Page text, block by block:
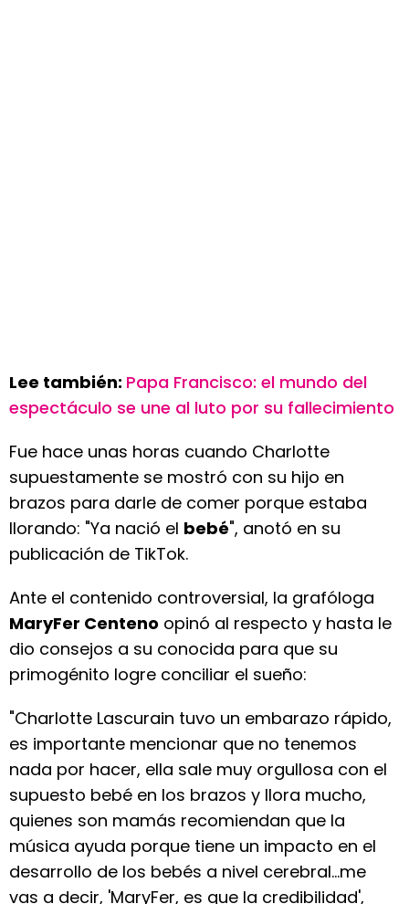
Lee también: Papa Francisco: el mundo del
espectáculo se une al luto por su fallecimiento
Fue hace unas horas cuando Charlotte
supuestamente se mostró con su hijo en
brazos para darle de comer porque estaba
llorando: "Ya nació el bebé", anotó en su
publicación de TikTok.
Ante el contenido controversial, la grafóloga
MaryFer Centeno opinó al respecto y hasta le
dio consejos a su conocida para que su
primogénito logre conciliar el sueño:
"Charlotte Lascurain tuvo un embarazo rápido,
es importante mencionar que no tenemos
nada por hacer, ella sale muy orgullosa con el
supuesto bebé en los brazos y llora mucho,
quienes son mamás recomiendan que la
música ayuda porque tiene un impacto en el
desarrollo de los bebés a nivel cerebral...me
vas a decir, 'MaryFer, es que la credibilidad',